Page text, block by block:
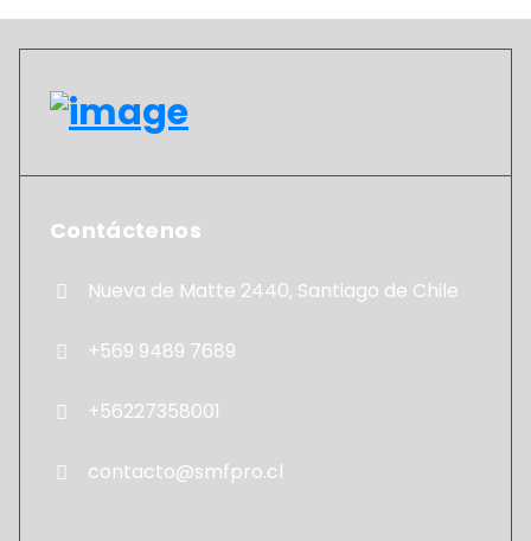
Contáctenos
Nueva de Matte 2440, Santiago de Chile
+569 9489 7689
+56227358001
contacto@smfpro.cl